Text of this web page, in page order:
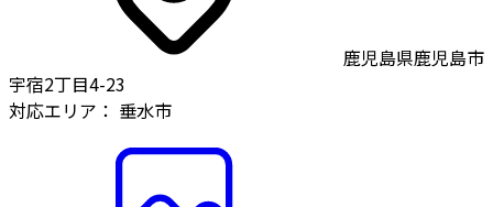
鹿児島県鹿児島市
宇宿2丁目4-23
対応エリア： 垂水市